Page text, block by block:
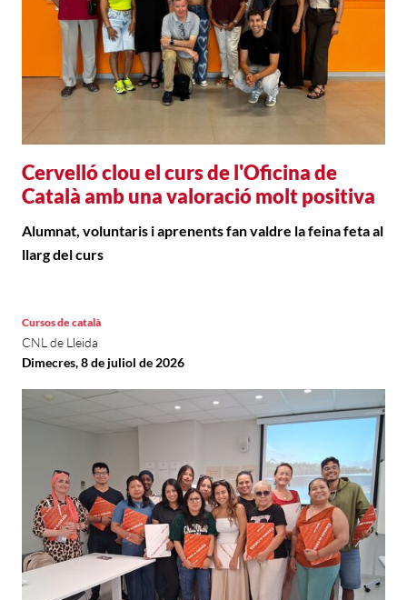
Cervelló clou el curs de l'Oficina de
Català amb una valoració molt positiva
Alumnat, voluntaris i aprenents fan valdre la feina feta al
llarg del curs
Cursos de català
CNL de Lleida
Dimecres, 8 de juliol de 2026